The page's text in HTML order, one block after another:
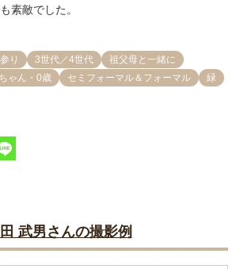
素敵でした。
り 3世代／4世代
祖父母と一緒に
ゃん・0歳 セミフォーマル＆フォーマル
緑
武男さんの撮影例